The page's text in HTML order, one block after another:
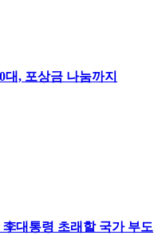
, 포상금 나눔까지
대통령 초래할 국가 부도